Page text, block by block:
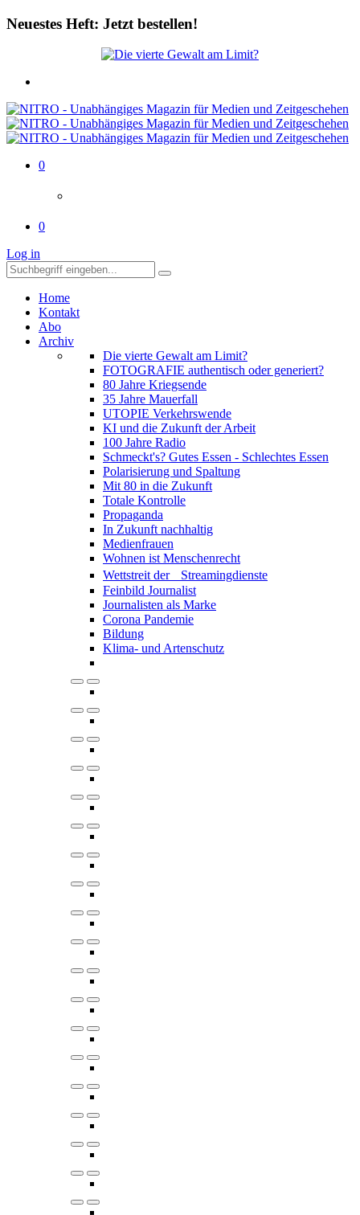
Neuestes Heft: Jetzt bestellen!
0
0
Log in
Home
Kontakt
Abo
Archiv
Die vierte Gewalt am Limit?
FOTOGRAFIE authentisch oder generiert?
80 Jahre Kriegsende
35 Jahre Mauerfall
UTOPIE Verkehrswende
KI und die Zukunft der Arbeit
100 Jahre Radio
Schmeckt's? Gutes Essen - Schlechtes Essen
Polarisierung und Spaltung
Mit 80 in die Zukunft
Totale Kontrolle
Propaganda
In Zukunft nachhaltig
Medienfrauen
Wohnen ist Menschenrecht
Wettstreit der Streamingdienste
Feinbild Journalist
Journalisten als Marke
Corona Pandemie
Bildung
Klima- und Artenschutz